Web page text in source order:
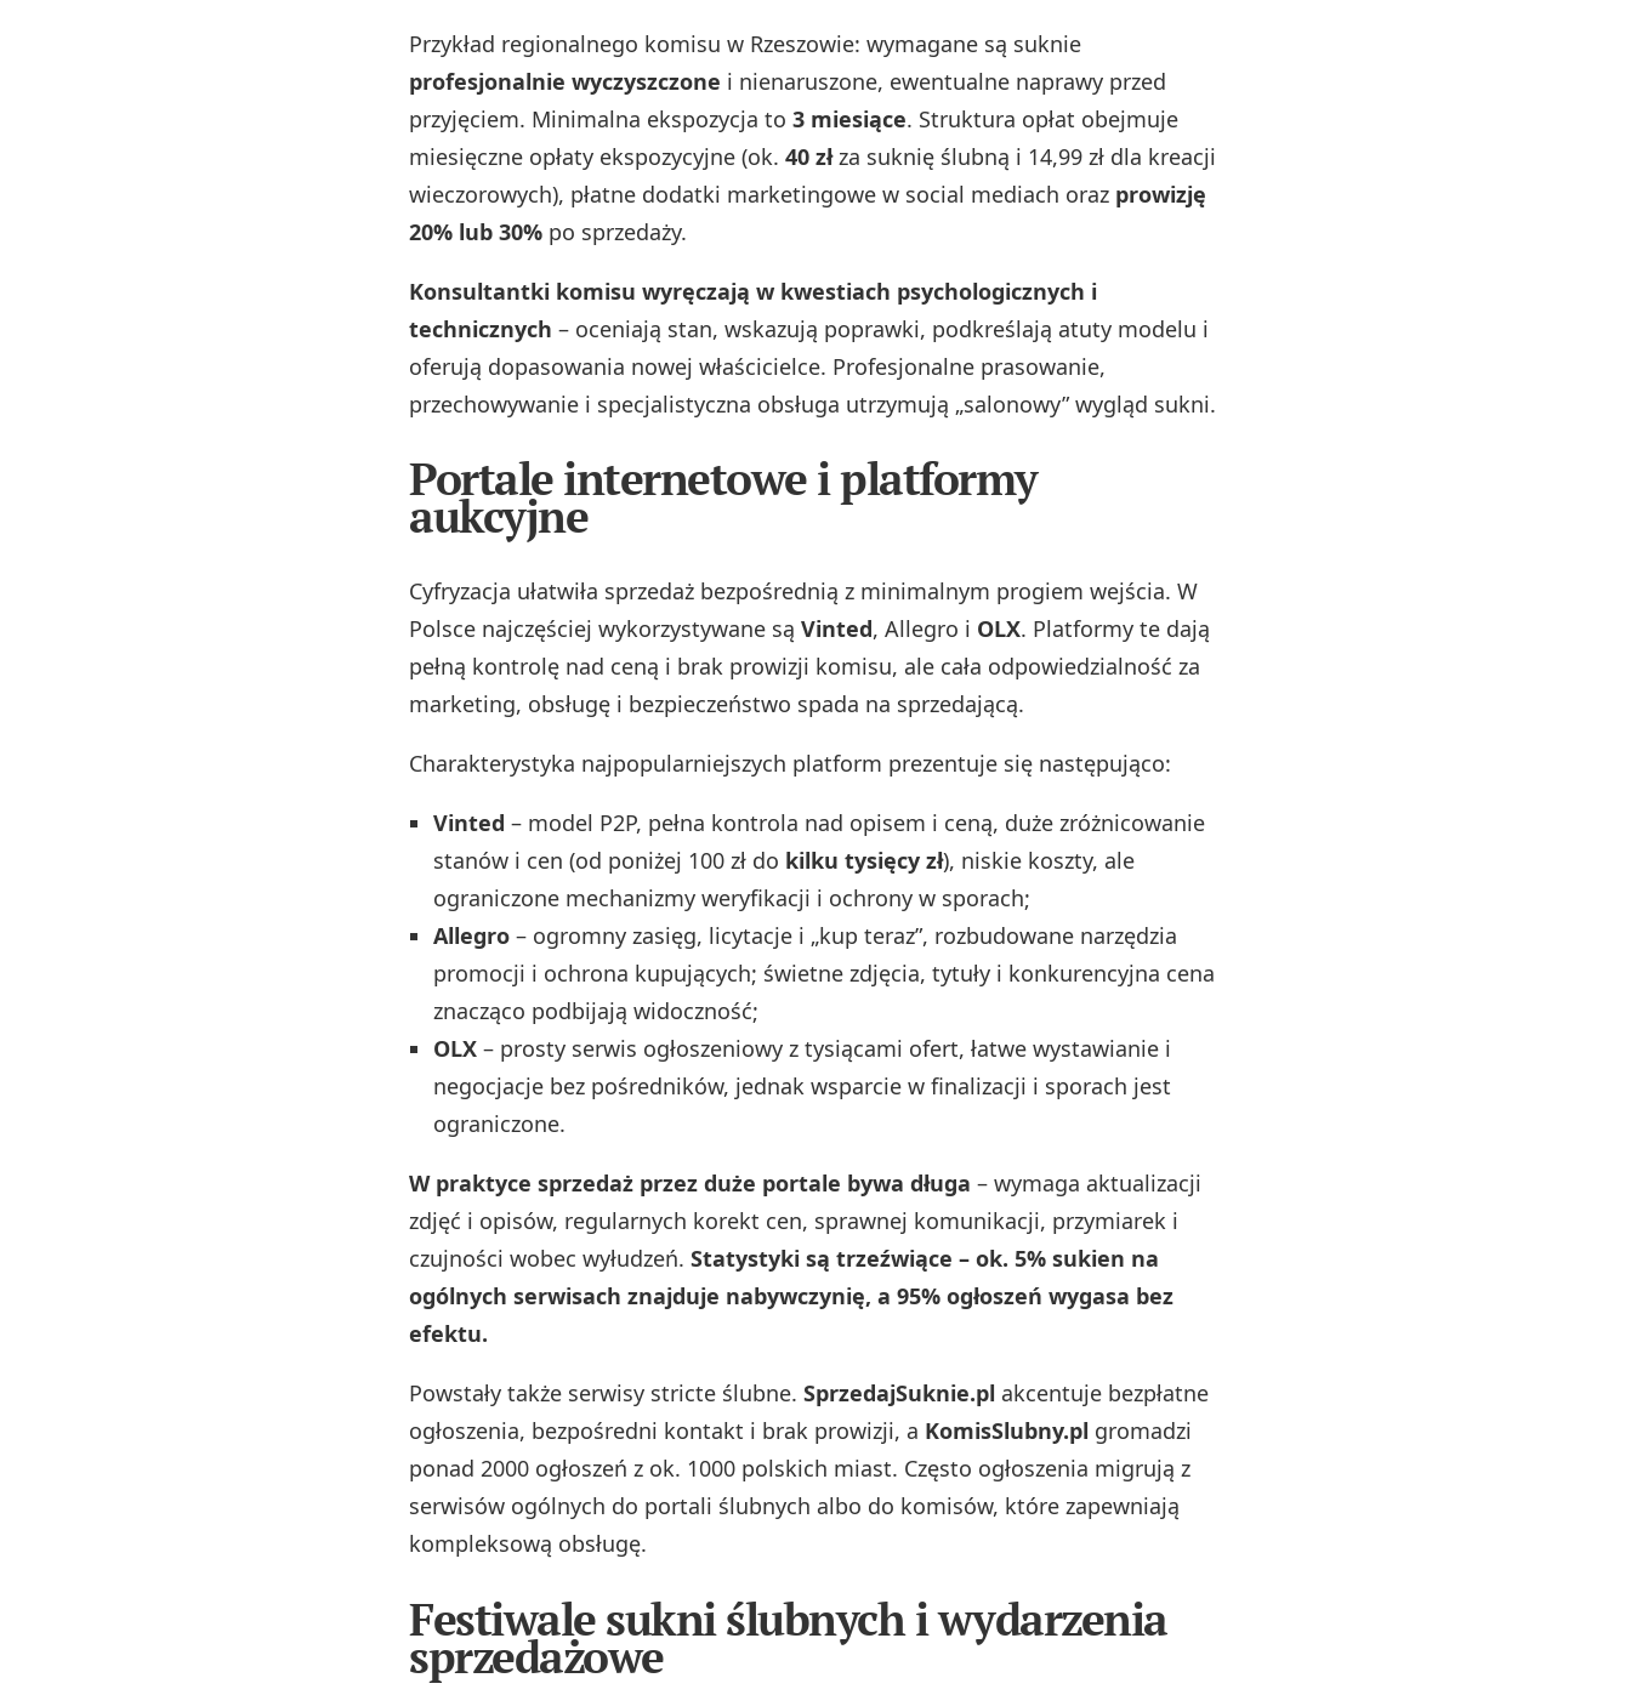
Przykład regionalnego komisu w Rzeszowie: wymagane są suknie
profesjonalnie wyczyszczone i nienaruszone, ewentualne naprawy przed
przyjęciem. Minimalna ekspozycja to 3 miesiące. Struktura opłat obejmuje
miesięczne opłaty ekspozycyjne (ok. 40 złza suknię ślubną i 14,99 zł dla kreacji
wieczorowych), płatne dodatki marketingowe w social mediach oraz prowizję
20% lub 30% po sprzedaży.
Konsultantki komisu wyręczają w kwestiach psychologicznych i
technicznych – oceniają stan, wskazują poprawki, podkreślają atuty modelu i
oferują dopasowania nowej właścicielce. Profesjonalne prasowanie,
przechowywanie i specjalistyczna obsługa utrzymują „salonowy” wygląd sukni.
Portale internetowe i platformy
aukcyjne
Cyfryzacja ułatwiła sprzedaż bezpośrednią z minimalnym progiem wejścia. W
Polsce najczęściej wykorzystywane są Vinted, Allegro i OLX. Platformy te dają
pełną kontrolę nad ceną i brak prowizji komisu, ale cała odpowiedzialność za
marketing, obsługę i bezpieczeństwo spada na sprzedającą.
Charakterystyka najpopularniejszych platform prezentuje się następująco:
Vinted – model P2P, pełna kontrola nad opisem i ceną, duże zróżnicowanie
stanów i cen (od poniżej 100 zł do kilku tysięcy zł), niskie koszty, ale
ograniczone mechanizmy weryfikacji i ochrony w sporach;
Allegro – ogromny zasięg, licytacje i „kup teraz”, rozbudowane narzędzia
promocji i ochrona kupujących; świetne zdjęcia, tytuły i konkurencyjna cena
znacząco podbijają widoczność;
OLX – prosty serwis ogłoszeniowy z tysiącami ofert, łatwe wystawianie i
negocjacje bez pośredników, jednak wsparcie w finalizacji i sporach jest
ograniczone.
W praktyce sprzedaż przez duże portale bywa długa – wymaga aktualizacji
zdjęć i opisów, regularnych korekt cen, sprawnej komunikacji, przymiarek i
czujności wobec wyłudzeń. Statystyki są trzeźwiące – ok. 5% sukien na
ogólnych serwisach znajduje nabywczynię, a 95% ogłoszeń wygasa bez
efektu.
Powstały także serwisy stricte ślubne. SprzedajSuknie.pl akcentuje bezpłatne
ogłoszenia, bezpośredni kontakt i brak prowizji, a KomisSlubny.pl gromadzi
ponad 2000 ogłoszeń z ok. 1000 polskich miast. Często ogłoszenia migrują z
serwisów ogólnych do portali ślubnych albo do komisów, które zapewniają
kompleksową obsługę.
Festiwale sukni ślubnych i wydarzenia
sprzedażowe